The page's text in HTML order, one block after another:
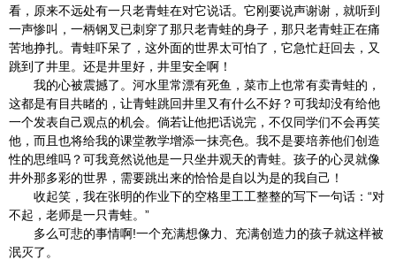
看，原来不远处有一只老青蛙在对它说话。它刚要说声谢谢，就听到
一声惨叫，一柄钢叉已刺穿了那只老青蛙的身子，那只老青蛙正在痛
苦地挣扎。青蛙吓呆了，这外面的世界太可怕了，它急忙赶回去，又
跳到了井里。还是井里好，井里安全啊！
我的心被震撼了。河水里常漂有死鱼，菜市上也常有卖青蛙的，
这都是有目共睹的，让青蛙跳回井里又有什么不好？可我却没有给他
一个发表自己观点的机会。倘若让他把话说完，不仅同学们不会再笑
他，而且也将给我的课堂教学增添一抹亮色。我不是要培养他们创造
性的思维吗？可我竟然说他是一只坐井观天的青蛙。孩子的心灵就像
井外那多彩的世界，需要跳出来的恰恰是自以为是的我自己！
收起笑，我在张明的作业下的空格里工工整整的写下一句话：“对
不起，老师是一只青蛙。”
多么可悲的事情啊!一个充满想像力、充满创造力的孩子就这样被
泯灭了。